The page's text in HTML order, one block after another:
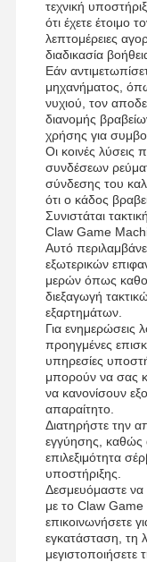
τεχνική
ότι έχετε έτοιμο
λεπτομέρειες
διαδικασία
Εάν
μηχανήματος,
νυχιού, τον
διανομής
χρήσης για
Οι κοινές λύσεις
συνδέσεων
σύνδεσης του
ότι ο κάδος
Συνιστάται
Claw Game
Αυτό
εξωτερικών
μερών όπως
διεξαγωγή
εξαρτημάτων.
Για ενημερώσεις
προηγμένες
υπηρεσίες
μπορούν να σας
να κανονίσουν
απαραίτητο.
Διατηρήστε την
εγγύησης, καθώς
επιλεξιμότητα
υποστήριξης.
Δεσμευόμαστε να
με το Claw
επικοινωνήσετε
εγκατάσταση, τη
μεγιστοποιήσετε